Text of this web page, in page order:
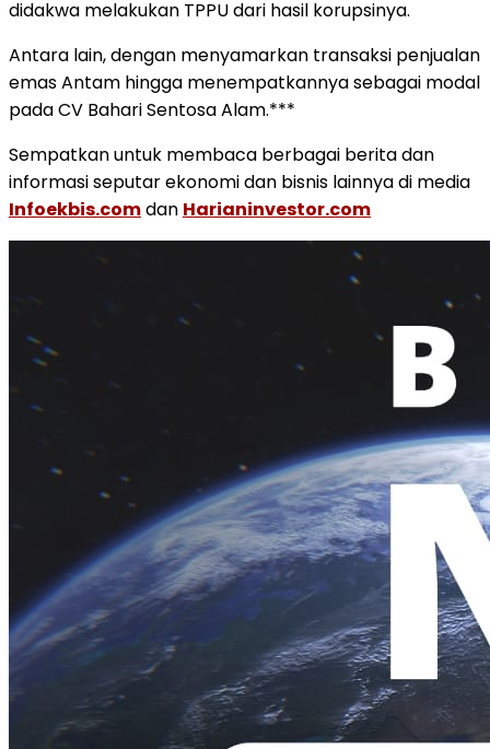
didakwa melakukan TPPU dari hasil korupsinya.
Antara lain, dengan menyamarkan transaksi penjualan
emas Antam hingga menempatkannya sebagai modal
pada CV Bahari Sentosa Alam.***
Sempatkan untuk membaca berbagai berita dan
informasi seputar ekonomi dan bisnis lainnya di media
Infoekbis.comdan Harianinvestor.com